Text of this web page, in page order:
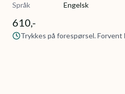
Språk
Engelsk
610,-
Trykkes på forespørsel.